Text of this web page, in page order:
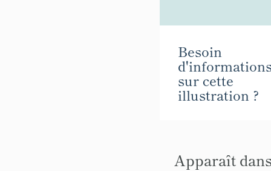
Besoin
sur cette
illustration ?
Apparaît